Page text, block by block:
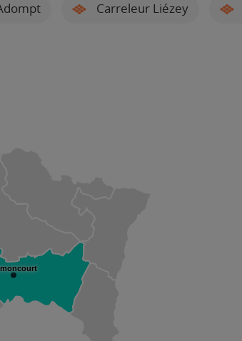
Carreleur Liézey